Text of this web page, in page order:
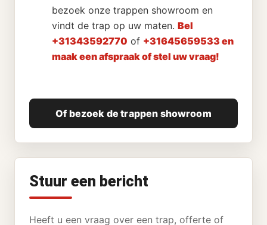
bezoek onze trappen showroom en
vindt de trap op uw maten. Bel
+31343592770 of +31645659533 en
maak een afspraak of stel uw vraag!
Of bezoek de trappen showroom
Stuur een bericht
Heeft u een vraag over een trap, offerte of